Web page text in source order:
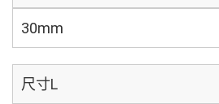
30mm
尺寸L